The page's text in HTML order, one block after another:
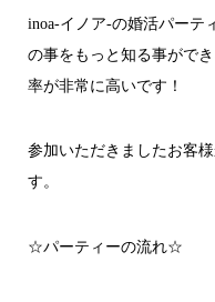
inoa-イノア-の婚活パーテ
の事をもっと知る事がで
率が非常に高いです！
参加いただきましたお客
す。
☆パーティーの流れ☆